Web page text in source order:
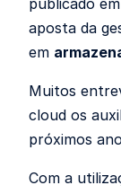
publicado
aposta da
em
Muitos
cloud os
próximos
Com a